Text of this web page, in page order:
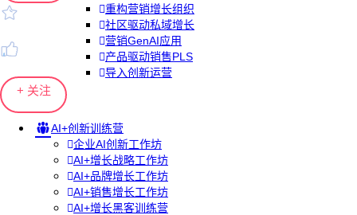
重构营销增长组织
社区驱动私域增长
营销GenAI应用
产品驱动销售PLS
导入创新运营
AI+创新训练营
企业AI创新工作坊
AI+增长战略工作坊
AI+品牌增长工作坊
AI+销售增长工作坊
AI+增长黑客训练营
+ 关注